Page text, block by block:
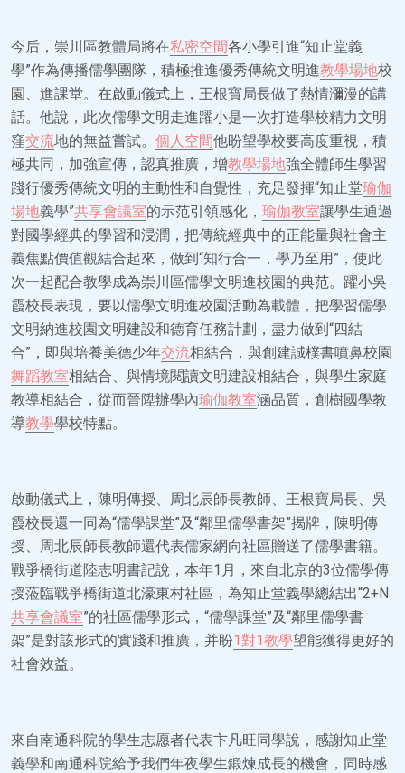
今后，崇川區教體局將在私密空間各小學引進“知止堂義
學”作為傳播儒學團隊，積極推進優秀傳統文明進教學場地校
園、進課堂。在啟動儀式上，王根寶局長做了熱情瀰漫的講
話。他說，此次儒學文明走進躍小是一次打造學校精力文明
窪交流地的無益嘗試。 個人空間他盼望學校要高度重視，積
極共同，加強宣傳，認真推廣，增教學場地強全體師生學習
踐行優秀傳統文明的主動性和自覺性，充足發揮“知止堂瑜伽
場地義學”共享會議室的示范引領感化， 瑜伽教室讓學生通過
對國學經典的學習和浸潤，把傳統經典中的正能量與社會主
義焦點價值觀結合起來，做到“知行合一，學乃至用”，使此
次一起配合教學成為崇川區儒學文明進校園的典范。躍小吳
霞校長表現，要以儒學文明進校園活動為載體，把學習儒學
文明納進校園文明建設和德育任務計劃，盡力做到“四結
合”，即與培養美德少年交流相結合，與創建誠樸書噴鼻校園
舞蹈教室相結合、與情境閱讀文明建設相結合，與學生家庭
教導相結合，從而晉陞辦學內瑜伽教室涵品質，創樹國學教
導教學學校特點。
啟動儀式上，陳明傳授、周北辰師長教師、王根寶局長、吳
霞校長還一同為“儒學課堂”及“鄰里儒學書架”揭牌，陳明傳
授、周北辰師長教師還代表儒家網向社區贈送了儒學書籍。
戰爭橋街道陸志明書記說，本年1月，來自北京的3位儒學傳
授蒞臨戰爭橋街道北濠東村社區，為知止堂義學總結出“2+N
共享會議室”的社區儒學形式，“儒學課堂”及“鄰里儒學書
架”是對該形式的實踐和推廣，并盼1對1教學望能獲得更好的
社會效益。
來自南通科院的學生志愿者代表卞凡旺同學說，感謝知止堂
義學和南通科院給予我們年夜學生鍛煉成長的機會，同時感